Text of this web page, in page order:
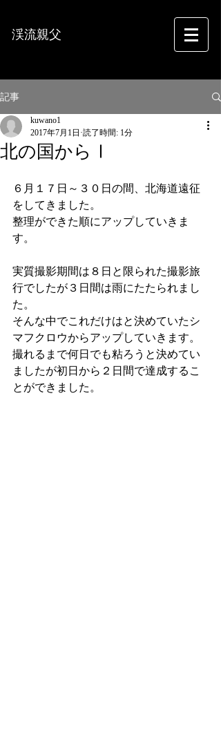
渓流親父
記事
北の国からⅠ
kuwano1
2017年7月1日 読了時間: 1分
６月１７日～３０日の間、北海道遠征
をしてきました。
整理ができた順にアップしていきま
す。
実質撮影期間は８日と限られた撮影旅
行でしたが３日間は雨にたたられまし
た。
そんな中でこれだけはと決めていたシ
マフクロウからアップしていきます。
撮れるまで何日でも粘ろうと決めてい
ましたが初日から２日間で達成するこ
とができました。